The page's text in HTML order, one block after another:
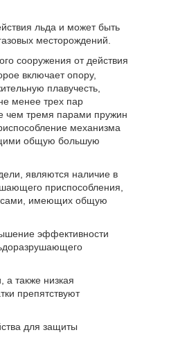
льда и может быть
месторождений.
сооружения от действия
включает опору,
плавучесть,
менее трех пар
чем тремя парами пружин
механизма
общую большую
являются наличие в
приспособления,
имеющих общую
эффективности
а также низкая
препятствуют
для защиты